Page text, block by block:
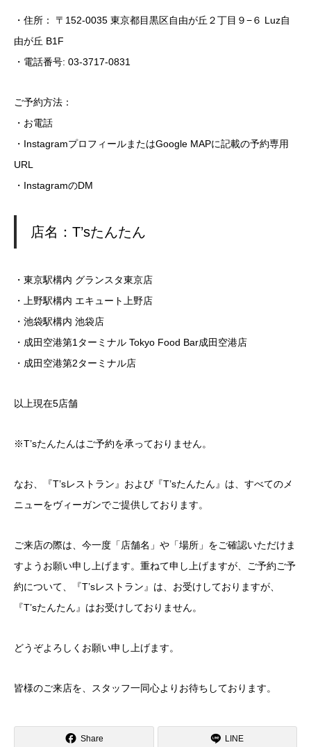
・住所： 〒152-0035 東京都目黒区自由が丘２丁目９−６ Luz自
由が丘 B1F
・電話番号: 03-3717-0831
ご予約方法：
・お電話
・InstagramプロフィールまたはGoogle MAPに記載の予約専用
URL
・InstagramのDM
店名：T’sたんたん
・東京駅構内 グランスタ東京店
・上野駅構内 エキュート上野店
・池袋駅構内 池袋店
・成田空港第1ターミナル Tokyo Food Bar成田空港店
・成田空港第2ターミナル店
以上現在5店舗
※T’sたんたんはご予約を承っておりません。
なお、『T’sレストラン』および『T’sたんたん』は、すべてのメ
ニューをヴィーガンでご提供しております。
ご来店の際は、今一度「店舗名」や「場所」をご確認いただけま
すようお願い申し上げます。重ねて申し上げますが、ご予約ご予
約について、『T’sレストラン』は、お受けしておりますが、
『T’sたんたん』はお受けしておりません。
どうぞよろしくお願い申し上げます。
皆様のご来店を、スタッフ一同心よりお待ちしております。
Share LINE